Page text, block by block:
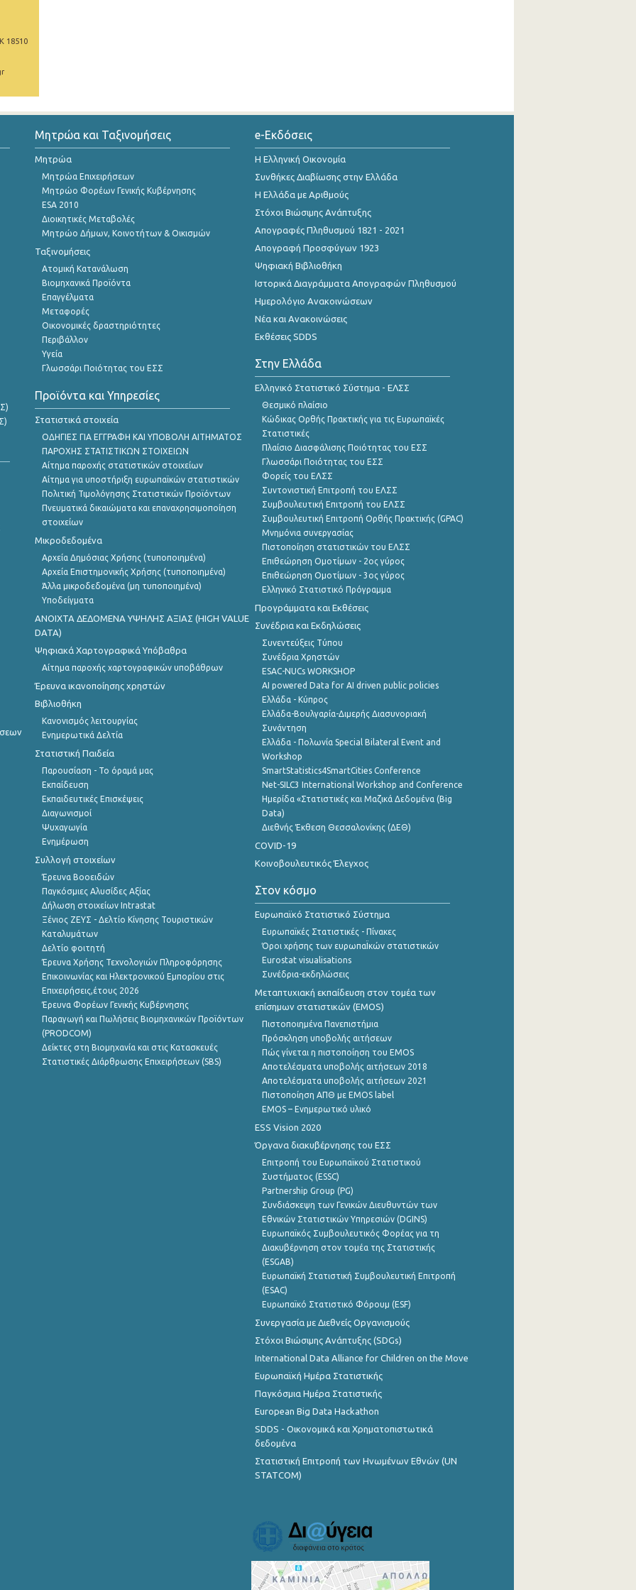
18510
Μητρώα και Ταξινομήσεις
Μητρώα
Μητρώα Επιχειρήσεων
Μητρώο Φορέων Γενικής Κυβέρνησης
ESA 2010
Διοικητικές Μεταβολές
Μητρώο Δήμων, Κοινοτήτων & Οικισμών
Ταξινομήσεις
Ατομική Κατανάλωση
Βιομηχανικά Προϊόντα
Επαγγέλματα
Μεταφορές
Οικονομικές δραστηριότητες
Περιβάλλον
Υγεία
Γλωσσάρι Ποιότητας του ΕΣΣ
Προϊόντα και Υπηρεσίες
Στατιστικά στοιχεία
ΟΔΗΓΙΕΣ ΓΙΑ ΕΓΓΡΑΦΗ ΚΑΙ ΥΠΟΒΟΛΗ ΑΙΤΗΜΑΤΟΣ
ΠΑΡΟΧΗΣ ΣΤΑΤΙΣΤΙΚΩΝ ΣΤΟΙΧΕΙΩΝ
Αίτημα παροχής στατιστικών στοιχείων
Αίτημα για υποστήριξη ευρωπαϊκών στατιστικών
Πολιτική Τιμολόγησης Στατιστικών Προϊόντων
Πνευματικά δικαιώματα και επαναχρησιμοποίηση
στοιχείων
Μικροδεδομένα
Αρχεία Δημόσιας Χρήσης (τυποποιημένα)
Αρχεία Επιστημονικής Χρήσης (τυποποιημένα)
Άλλα μικροδεδομένα (μη τυποποιημένα)
Υποδείγματα
ANOIXTA ΔΕΔΟΜΕΝΑ ΥΨΗΛΗΣ ΑΞΙΑΣ (HIGH VALUE
DATA)
Ψηφιακά Χαρτογραφικά Υπόβαθρα
Αίτημα παροχής χαρτογραφικών υποβάθρων
Έρευνα ικανοποίησης χρηστών
Βιβλιοθήκη
Κανονισμός λειτουργίας
Ενημερωτικά Δελτία
Στατιστική Παιδεία
Παρουσίαση - Το όραμά μας
Εκπαίδευση
Εκπαιδευτικές Επισκέψεις
Διαγωνισμοί
Ψυχαγωγία
Ενημέρωση
Συλλογή στοιχείων
Έρευνα Βοοειδών
Παγκόσμιες Αλυσίδες Αξίας
Δήλωση στοιχείων Intrastat
Ξένιος ΖΕΥΣ - Δελτίο Κίνησης Τουριστικών
Καταλυμάτων
Δελτίο φοιτητή
Έρευνα Χρήσης Τεχνολογιών Πληροφόρησης
Επικοινωνίας και Ηλεκτρονικού Εμπορίου στις
Επιχειρήσεις,έτους 2026
Έρευνα Φορέων Γενικής Κυβέρνησης
Παραγωγή και Πωλήσεις Βιομηχανικών Προϊόντων
(PRODCOM)
Δείκτες στη Βιομηχανία και στις Κατασκευές
Στατιστικές Διάρθρωσης Επιχειρήσεων (SBS)
e-Εκδόσεις
Η Ελληνική Οικονομία
Συνθήκες Διαβίωσης στην Ελλάδα
Η Ελλάδα με Αριθμούς
Στόχοι Βιώσιμης Ανάπτυξης
Απογραφές Πληθυσμού 1821 - 2021
Απογραφή Προσφύγων 1923
Ψηφιακή Βιβλιοθήκη
Ιστορικά Διαγράμματα Απογραφών Πληθυσμού
Ημερολόγιο Ανακοινώσεων
Νέα και Ανακοινώσεις
Εκθέσεις SDDS
Στην Ελλάδα
Ελληνικό Στατιστικό Σύστημα - ΕΛΣΣ
Θεσμικό πλαίσιο
Κώδικας Ορθής Πρακτικής για τις Ευρωπαϊκές
Στατιστικές
Πλαίσιο Διασφάλισης Ποιότητας του ΕΣΣ
Γλωσσάρι Ποιότητας του ΕΣΣ
Φορείς του ΕΛΣΣ
Συντονιστική Επιτροπή του ΕΛΣΣ
Συμβουλευτική Επιτροπή του ΕΛΣΣ
Συμβουλευτική Επιτροπή Ορθής Πρακτικής (GPAC)
Μνημόνια συνεργασίας
Πιστοποίηση στατιστικών του ΕΛΣΣ
Επιθεώρηση Ομοτίμων - 2ος γύρος
Επιθεώρηση Ομοτίμων - 3ος γύρος
Ελληνικό Στατιστικό Πρόγραμμα
Προγράμματα και Εκθέσεις
Συνέδρια και Εκδηλώσεις
Συνεντεύξεις Τύπου
Συνέδρια Χρηστών
ESAC-NUCs WORKSHOP
AI powered Data for AI driven public policies
Ελλάδα - Κύπρος
Ελλάδα-Βουλγαρία-Διμερής Διασυνοριακή
Συνάντηση
Ελλάδα - Πολωνία Special Bilateral Event and
Workshop
SmartStatistics4SmartCities Conference
Net-SILC3 International Workshop and Conference
Ημερίδα «Στατιστικές και Μαζικά Δεδομένα (Big
Data)
Διεθνής Έκθεση Θεσσαλονίκης (ΔΕΘ)
COVID-19
Κοινοβουλευτικός Έλεγχος
Στον κόσμο
Ευρωπαϊκό Στατιστικό Σύστημα
Ευρωπαϊκές Στατιστικές - Πίνακες
Όροι χρήσης των ευρωπαΪκών στατιστικών
Eurostat visualisations
Συνέδρια-εκδηλώσεις
Μεταπτυχιακή εκπαίδευση στον τομέα των
επίσημων στατιστικών (EMOS)
Πιστοποιημένα Πανεπιστήμια
Πρόσκληση υποβολής αιτήσεων
Πώς γίνεται η πιστοποίηση του EMOS
Αποτελέσματα υποβολής αιτήσεων 2018
Αποτελέσματα υποβολής αιτήσεων 2021
Πιστοποίηση ΑΠΘ με EMOS label
EMOS – Ενημερωτικό υλικό
ESS Vision 2020
Όργανα διακυβέρνησης του ΕΣΣ
Επιτροπή του Ευρωπαϊκού Στατιστικού
Συστήματος (ESSC)
Partnership Group (PG)
Συνδιάσκεψη των Γενικών Διευθυντών των
Εθνικών Στατιστικών Υπηρεσιών (DGINS)
Ευρωπαϊκός Συμβουλευτικός Φορέας για τη
Διακυβέρνηση στον τομέα της Στατιστικής
(ESGAB)
Ευρωπαϊκή Στατιστική Συμβουλευτική Επιτροπή
(ESAC)
Ευρωπαϊκό Στατιστικό Φόρουμ (ESF)
Συνεργασία με Διεθνείς Οργανισμούς
Στόχοι Βιώσιμης Ανάπτυξης (SDGs)
International Data Alliance for Children on the Move
Ευρωπαϊκή Ημέρα Στατιστικής
Παγκόσμια Ημέρα Στατιστικής
European Big Data Hackathon
SDDS - Οικονομικά και Χρηματοπιστωτικά
δεδομένα
Στατιστική Επιτροπή των Ηνωμένων Εθνών (UN
STATCOM)